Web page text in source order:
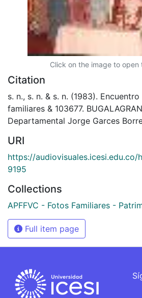
Click on the image to open
Citation
s. n., s. n. & s. n. (1983).
familiares & 103677.
Departamental Jorge Garces
URI
https://audiovisuales.icesi.edu.co/
9195
Collections
APFFVC - Fotos Familiares -
Full item page